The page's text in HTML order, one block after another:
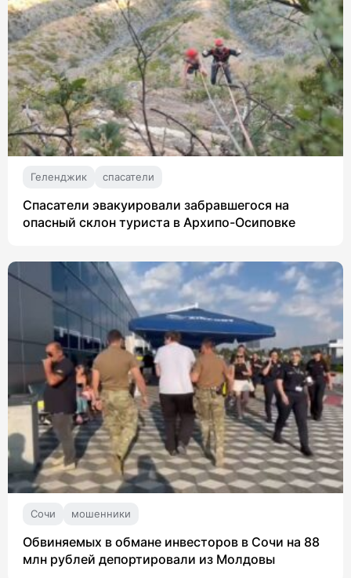
Геленджик спасатели
Спасатели эвакуировали забравшегося на
опасный склон туриста в Архипо-Осиповке
Сочи мошенники
Обвиняемых в обмане инвесторов в Сочи на 88
млн рублей депортировали из Молдовы